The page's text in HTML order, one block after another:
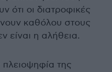
ότι οι διατροφικές
καθόλου στους
είναι η αλήθεια.
πλειοψηφία της